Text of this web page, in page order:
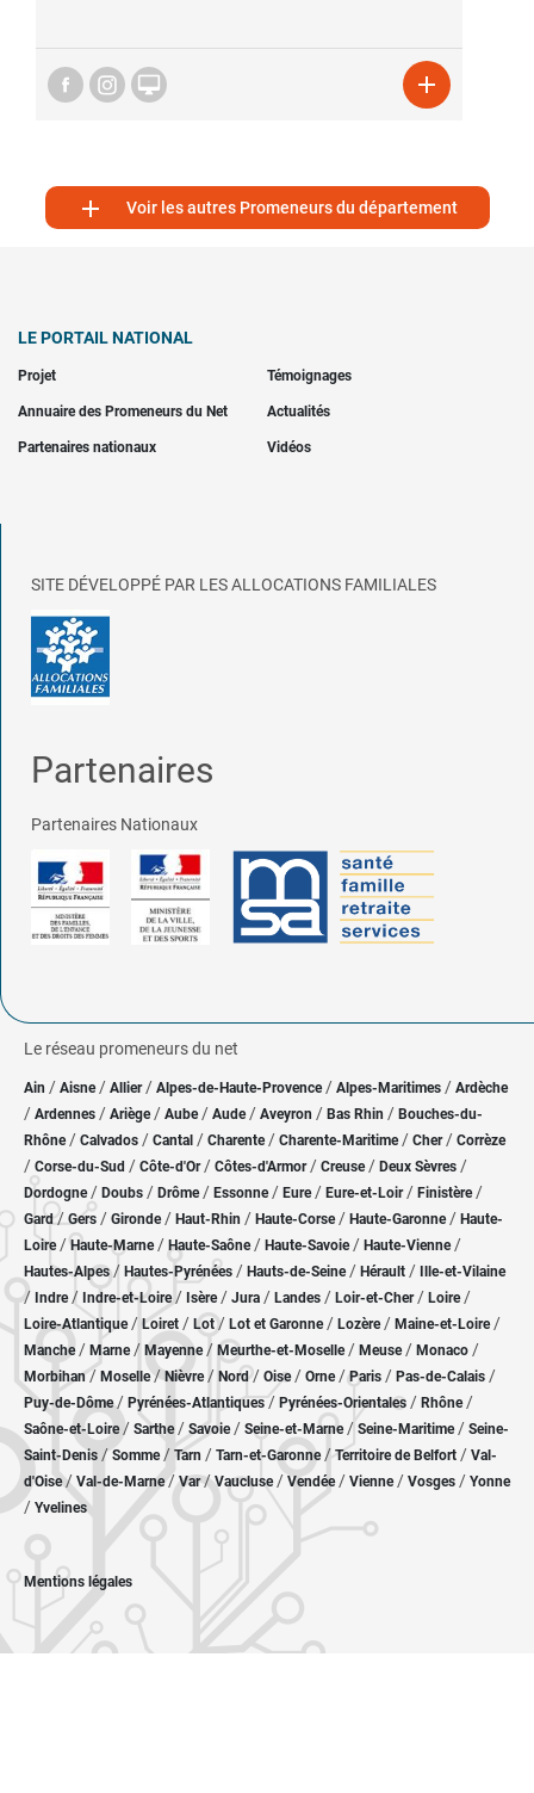
 
 Voir les autres Promeneurs du département
LE PORTAIL NATIONAL
Projet Témoignages
Annuaire des Promeneurs du Net Actualités
Partenaires nationaux Vidéos
SITE DÉVELOPPÉ PAR LES ALLOCATIONS FAMILIALES
Partenaires
Partenaires Nationaux
Le réseau promeneurs du net
Ain / Aisne/ Allier/ Alpes-de-Haute-Provence / Alpes-Maritimes / Ardèche
/ Ardennes / Ariège/ Aube/ Aude / Aveyron / Bas Rhin / Bouches-du-
Rhône/ Calvados / Cantal / Charente / Charente-Maritime/ Cher / Corrèze
/ Corse-du-Sud / Côte-d'Or / Côtes-d'Armor/ Creuse/ Deux Sèvres /
Dordogne/ Doubs / Drôme/ Essonne / Eure/ Eure-et-Loir / Finistère/
Gard/Gers / Gironde/ Haut-Rhin / Haute-Corse/ Haute-Garonne/ Haute-
Loire/Haute-Marne/ Haute-Saône/ Haute-Savoie/ Haute-Vienne/
Hautes-Alpes/ Hautes-Pyrénées / Hauts-de-Seine/ Hérault / Ille-et-Vilaine
/ Indre/ Indre-et-Loire/ Isère/ Jura / Landes / Loir-et-Cher/ Loire/
Loire-Atlantique/ Loiret / Lot/ Lot et Garonne/ Lozère / Maine-et-Loire/
Manche/ Marne/ Mayenne/ Meurthe-et-Moselle/ Meuse/ Monaco /
Morbihan/ Moselle/ Nièvre / Nord/ Oise / Orne/Paris / Pas-de-Calais /
Puy-de-Dôme/ Pyrénées-Atlantiques / Pyrénées-Orientales / Rhône/
Saône-et-Loire/ Sarthe/ Savoie/ Seine-et-Marne/ Seine-Maritime/ Seine-
Saint-Denis /Somme/ Tarn / Tarn-et-Garonne/Territoire de Belfort / Val-
d'Oise/ Val-de-Marne/Var/Vaucluse/ Vendée/ Vienne/ Vosges / Yonne
/ Yvelines
Mentions légales